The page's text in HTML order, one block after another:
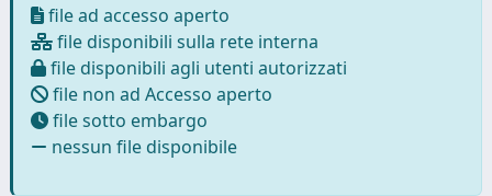
file ad accesso aperto
file disponibili sulla rete interna
file disponibili agli utenti autorizzati
file non ad Accesso aperto
file sotto embargo
nessun file disponibile